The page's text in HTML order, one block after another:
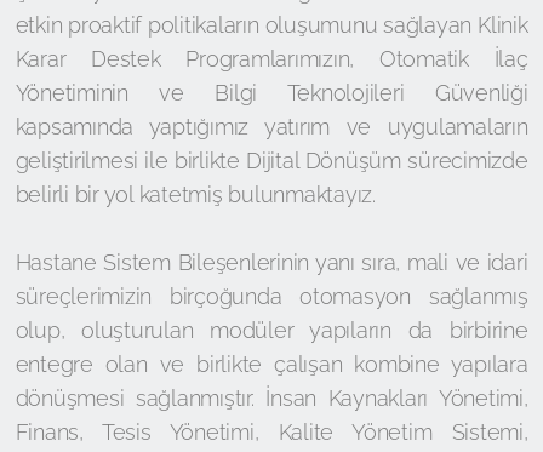
etkin proaktif politikaların oluşumunu sağlayan Klinik
Karar Destek Programlarımızın, Otomatik İlaç
Yönetiminin ve Bilgi Teknolojileri Güvenliği
kapsamında yaptığımız yatırım ve uygulamaların
geliştirilmesi ile birlikte Dijital Dönüşüm sürecimizde
belirli bir yol katetmiş bulunmaktayız.
Hastane Sistem Bileşenlerinin yanı sıra, mali ve idari
süreçlerimizin birçoğunda otomasyon sağlanmış
olup, oluşturulan modüler yapıların da birbirine
entegre olan ve birlikte çalışan kombine yapılara
dönüşmesi sağlanmıştır. İnsan Kaynakları Yönetimi,
Finans, Tesis Yönetimi, Kalite Yönetim Sistemi,